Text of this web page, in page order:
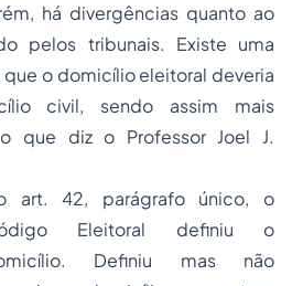
há divergências quanto ao
pelos tribunais. Existe uma
o domicílio eleitoral deveria
civil, sendo assim mais
que diz o Professor Joel J.
art. 42, parágrafo único, o
Eleitoral definiu o
Definiu mas não